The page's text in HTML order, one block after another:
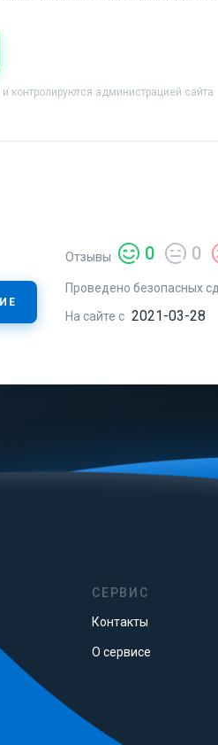
контролируются администрацией сайта
Отзывы 0 0
Проведено безопасных
На сайте с 2021-03-28
СЕРВИС
Контакты
О сервисе